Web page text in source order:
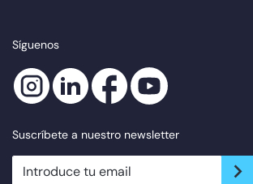
Síguenos
Suscríbete a nuestro newsletter
newsletter.suscribe